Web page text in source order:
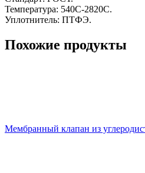
Температура: 540C-2820C.
Уплотнитель: ПТФЭ.
Похожие продукты
Мембранный клапан из